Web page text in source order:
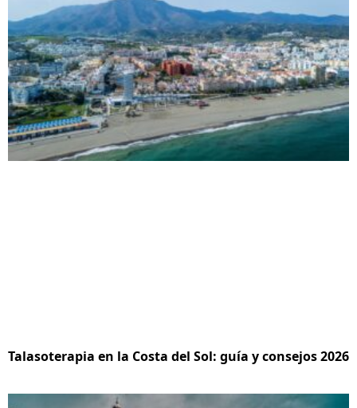
Talasoterapia en la Costa del Sol: guía y consejos 2026